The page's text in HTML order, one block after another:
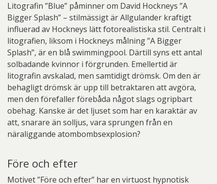
Litografin ”Blue” påminner om David Hockneys ”A
Bigger Splash” – stilmässigt är Allgulander kraftigt
influerad av Hockneys lätt fotorealistiska stil. Centralt i
litografien, liksom i Hockneys målning ”A Bigger
Splash”, är en blå swimmingpool. Därtill syns ett antal
solbadande kvinnor i förgrunden. Emellertid är
litografin avskalad, men samtidigt drömsk. Om den är
behagligt drömsk är upp till betraktaren att avgöra,
men den förefaller förebåda något slags ogripbart
obehag. Kanske är det ljuset som har en karaktär av
att, snarare än solljus, vara sprungen från en
näraliggande atombombsexplosion?
Före och efter
Motivet ”Före och efter” har en virtuost hypnotisk